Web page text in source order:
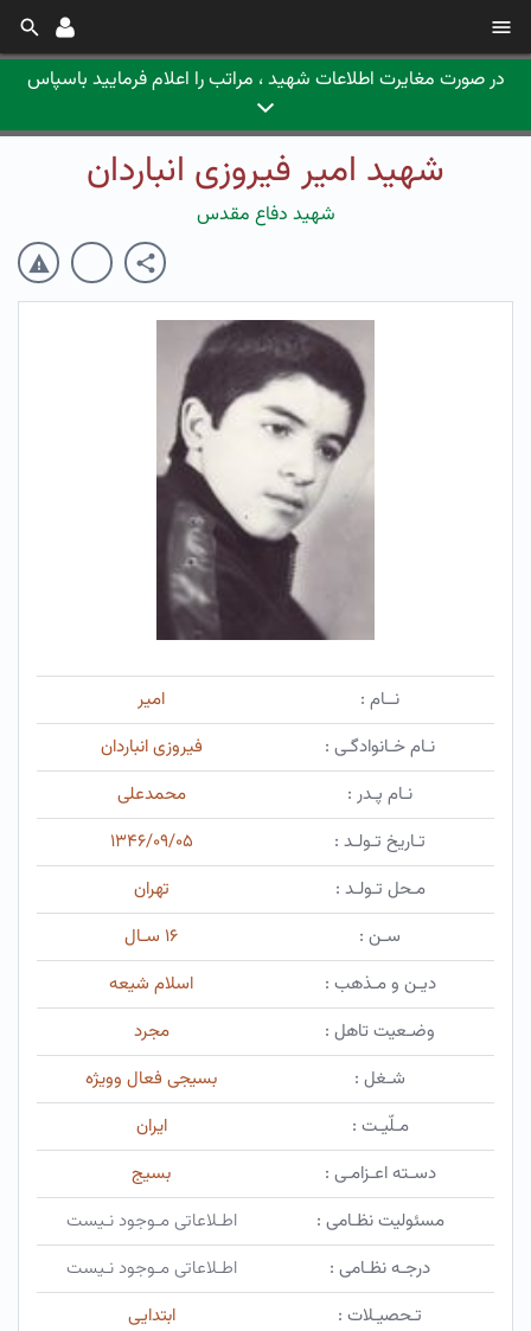
در صورت مغایرت اطلاعات شهید ، مراتب را اعلام فرمایید باسپاس
شهید امیر فیروزی انباردان
شهید دفاع مقدس
نــام :
امیر
نـام خـانوادگـی :
فیروزی انباردان
نـام پـدر :
محمدعلی
تـاریخ تـولـد :
۱۳۴۶/۰۹/۰۵
مـحل تـولـد :
تهران
سـن :
۱۶ سـال
دیـن و مـذهب :
اسلام شیعه
وضـعیت تاهل :
مجرد
شـغل :
بسیجی فعال وویژه
مـلّیـت :
ایران
دسـته اعـزامـی :
بسیج
مسئولیت نظـامی :
اطـلاعاتی مـوجود نـیست
درجـه نظـامی :
اطـلاعاتی مـوجود نـیست
تـحصیـلات :
ابتدایی